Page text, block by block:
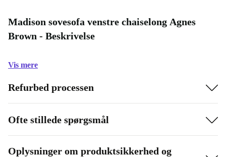
Madison sovesofa venstre chaiselong Agnes
Brown - Beskrivelse
Vis mere
Refurbed processen
Ofte stillede spørgsmål
Oplysninger om produktsikkerhed og